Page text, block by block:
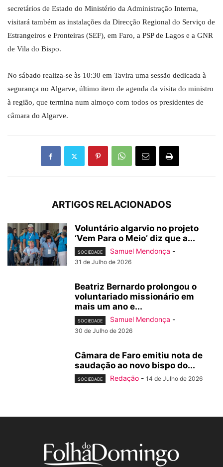
secretários de Estado do Ministério da Administração Interna,
visitará também as instalações da Direcção Regional do Serviço de
Estrangeiros e Fronteiras (SEF), em Faro, a PSP de Lagos e a GNR
de Vila do Bispo.
No sábado realiza-se às 10:30 em Tavira uma sessão dedicada à
segurança no Algarve, último item de agenda da visita do ministro
à região, que termina num almoço com todos os presidentes de
câmara do Algarve.
ARTIGOS RELACIONADOS
Voluntário algarvio no projeto
‘Vem Para o Meio’ diz que a...
SOCIEDADE Samuel Mendonça -
31 de Julho de 2026
Beatriz Bernardo prolongou o
voluntariado missionário em
mais um ano e...
SOCIEDADE Samuel Mendonça -
30 de Julho de 2026
Câmara de Faro emitiu nota de
saudação ao novo bispo do...
SOCIEDADE Redação - 14 de Julho de 2026